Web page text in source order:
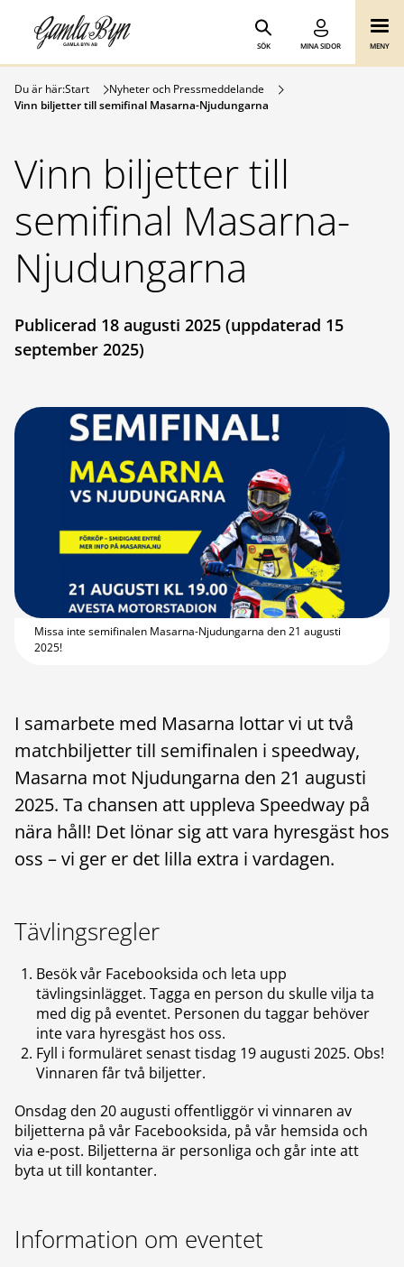
Hoppa till innehåll
Gamla Byn AB
SÖK MINA SIDOR MENY
Du är här:Start
Nyheter och Pressmeddelande
Vinn biljetter till semifinal Masarna-Njudungarna
Vinn biljetter till
semifinal Masarna-
Njudungarna
Publicerad 18 augusti 2025 (uppdaterad 15
september 2025)
Missa inte semifinalen Masarna-Njudungarna den 21 augusti
2025!
I samarbete med Masarna lottar vi ut två
matchbiljetter till semifinalen i speedway,
Masarna mot Njudungarna den 21 augusti
2025. Ta chansen att uppleva Speedway på
nära håll! Det lönar sig att vara hyresgäst hos
oss – vi ger er det lilla extra i vardagen.
Tävlingsregler
Besök vår Facebooksida och leta upp
tävlingsinlägget. Tagga en person du skulle vilja ta
med dig på eventet. Personen du taggar behöver
inte vara hyresgäst hos oss.
Fyll i formuläret senast tisdag 19 augusti 2025. Obs!
Vinnaren får två biljetter.
Onsdag den 20 augusti offentliggör vi vinnaren av
biljetterna på vår Facebooksida, på vår hemsida och
via e-post. Biljetterna är personliga och går inte att
byta ut till kontanter.
Information om eventet